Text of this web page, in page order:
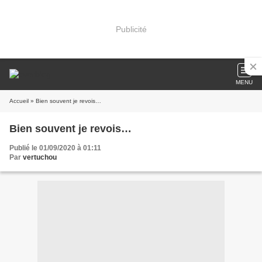
Publicité
MENU
Accueil » Bien souvent je revois…
Bien souvent je revois…
Publié le 01/09/2020 à 01:11
Par vertuchou